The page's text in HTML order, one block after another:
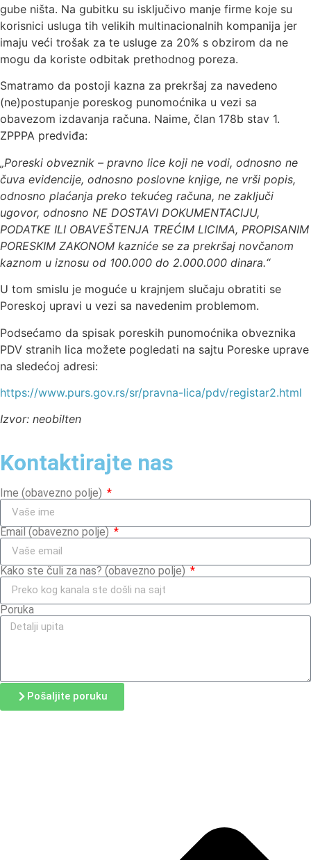
gube ništa. Na gubitku su isključivo manje firme koje su
korisnici usluga tih velikih multinacionalnih kompanija jer
imaju veći trošak za te usluge za 20% s obzirom da ne
mogu da koriste odbitak prethodnog poreza.
Smatramo da postoji kazna za prekršaj za navedeno
(ne)postupanje poreskog punomoćnika u vezi sa
obavezom izdavanja računa. Naime, član 178b stav 1.
ZPPPA predviđa:
„Poreski obveznik – pravno lice koji ne vodi, odnosno ne
čuva evidencije, odnosno poslovne knjige, ne vrši popis,
odnosno plaćanja preko tekućeg računa, ne zaključi
ugovor, odnosno NE DOSTAVI DOKUMENTACIJU,
PODATKE ILI OBAVEŠTENJA TREĆIM LICIMA, PROPISANIM
PORESKIM ZAKONOM kazniće se za prekršaj novčanom
kaznom u iznosu od 100.000 do 2.000.000 dinara.“
U tom smislu je moguće u krajnjem slučaju obratiti se
Poreskoj upravi u vezi sa navedenim problemom.
Podsećamo da spisak poreskih punomoćnika obveznika
PDV stranih lica možete pogledati na sajtu Poreske uprave
na sledećoj adresi:
https://www.purs.gov.rs/sr/pravna-lica/pdv/registar2.html
Izvor: neobilten
Kontaktirajte nas
Ime (obavezno polje)
Email (obavezno polje)
Kako ste čuli za nas? (obavezno polje)
Poruka
Pošaljite poruku